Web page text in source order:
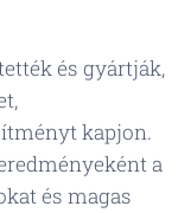
és gyártják,
kapjon.
a
és magas